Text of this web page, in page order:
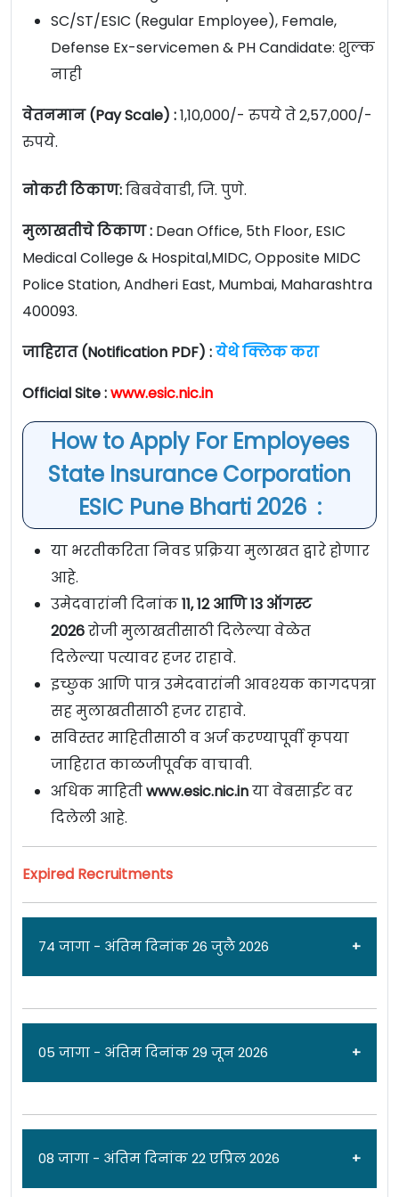
SC/ST/ESIC (Regular Employee), Female,
Defense Ex-servicemen & PH Candidate: शुल्क
नाही
वेतनमान (Pay Scale) :1,10,000/- रुपये ते 2,57,000/-
रुपये.
नोकरीठिकाण:बिबवेवाडी, जि. पुणे.
मुलाखतीचे ठिकाण : Dean Office, 5th Floor, ESIC
Medical College & Hospital,MIDC, Opposite MIDC
Police Station, Andheri East, Mumbai, Maharashtra
400093.
जाहिरात (Notification PDF) :येथे क्लिक करा
Official Site :www.esic.nic.in
How to Apply For Employees
State Insurance Corporation
ESIC Pune Bharti 2026 :
या भरतीकरिता निवड प्रक्रिया मुलाखत द्वारे होणार
आहे.
उमेदवारांनी दिनांक11, 12 आणि 13 ऑगस्ट
2026रोजीमुलाखतीसाठी दिलेल्या वेळेत
दिलेल्या पत्यावर हजर राहावे.
इच्छुक आणि पात्र उमेदवारांनी आवश्यक कागदपत्रा
सह मुलाखतीसाठी हजर राहावे.
सविस्तर माहितीसाठी व अर्ज करण्यापूर्वी कृपया
जाहिरात काळजीपूर्वक वाचावी.
अधिक माहितीwww.esic.nic.inया वेबसाईट वर
दिलेली आहे.
Expired Recruitments
74 जागा - अंतिम दिनांक 26 जुलै 2026
जाहिरात दिनांक: 17/07/26
[Employees State Insurance Corporation] येथे
विविध पदांच्या 74 जागांसाठी पात्र उमेदवारांकडून अर्ज
05 जागा - अंतिम दिनांक 29 जून 2026
जाहिरात दिनांक: 15/04/26
08 जागा - अंतिम दिनांक 22 एप्रिल 2026